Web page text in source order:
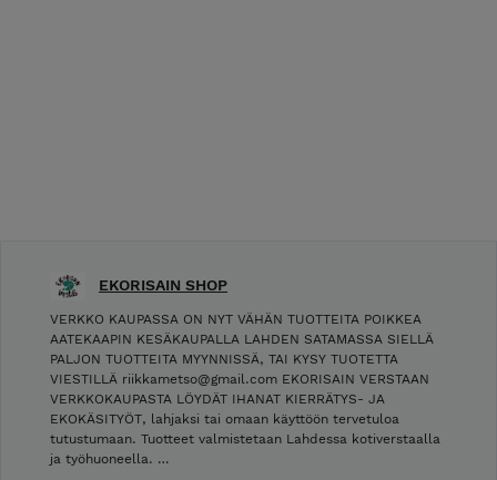
EKORISAIN SHOP
VERKKO KAUPASSA ON NYT VÄHÄN TUOTTEITA POIKKEA
AATEKAAPIN KESÄKAUPALLA LAHDEN SATAMASSA SIELLÄ
PALJON TUOTTEITA MYYNNISSÄ, TAI KYSY TUOTETTA
VIESTILLÄ riikkametso@gmail.com EKORISAIN VERSTAAN
VERKKOKAUPASTA LÖYDÄT IHANAT KIERRÄTYS- JA
EKOKÄSITYÖT, lahjaksi tai omaan käyttöön tervetuloa
tutustumaan. Tuotteet valmistetaan Lahdessa kotiverstaalla
ja työhuoneella. …